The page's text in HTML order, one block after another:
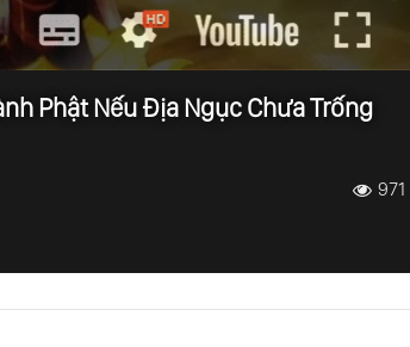
Phật Nếu Địa Ngục Chưa Trống
971